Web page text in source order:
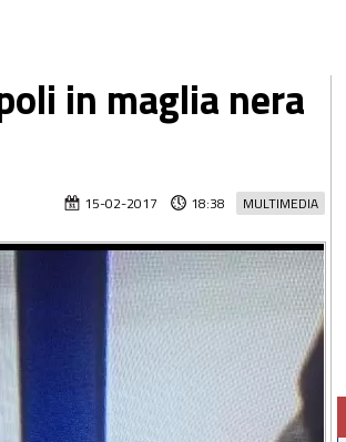
in maglia nera
MULTIMEDIA
15-02-2017 18:38